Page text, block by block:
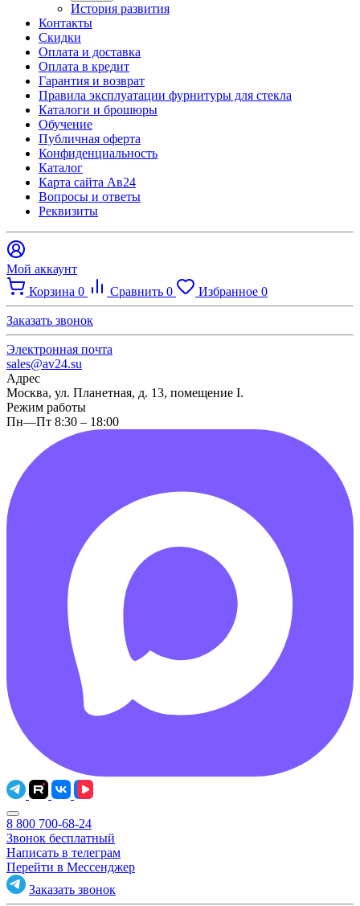
История развития
Контакты
Скидки
Оплата и доставка
Оплата в кредит
Гарантия и возврат
Правила эксплуатации фурнитуры для стекла
Каталоги и брошюры
Обучение
Публичная оферта
Конфиденциальность
Каталог
Карта сайта Ав24
Вопросы и ответы
Реквизиты
Мой аккаунт
Корзина 0 Сравнить 0 Избранное 0
Заказать звонок
Электронная почта
sales@av24.su
Адрес
Москва, ул. Планетная, д. 13, помещение I.
Режим работы
Пн—Пт 8:30 – 18:00
8 800 700-68-24
Звонок бесплатный
Написать в телеграм
Перейти в Мессенджер
Заказать звонок